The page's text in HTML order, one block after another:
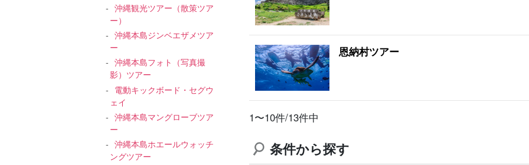
沖縄観光ツアー（散策ツア
ー）
沖縄本島ジンベエザメツア
ー
沖縄本島フォト（写真撮
影）ツアー
電動キックボード・セグウ
ェイ
沖縄本島マングローブツア
ー
沖縄本島ホエールウォッチ
ングツアー
恩納村ツアー
1〜10件/13件中
条件から探す